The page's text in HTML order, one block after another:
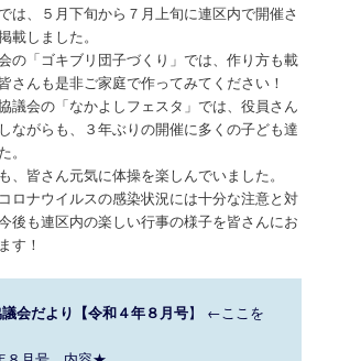
は、５月下旬から７月上旬に連区内で開催さ
載しました。
の「ゴキブリ団子づくり」では、作り方も載
さんも是非ご家庭で作ってみてください！
議会の「なかよしフェスタ」では、役員さん
ながらも、３年ぶりの開催に多くの子ども達
、皆さん元気に体操を楽しんでいました。
ロナウイルスの感染状況には十分な注意と対
後も連区内の楽しい行事の様子を皆さんにお
す！
会だより【令和４年８月号】
←ここを